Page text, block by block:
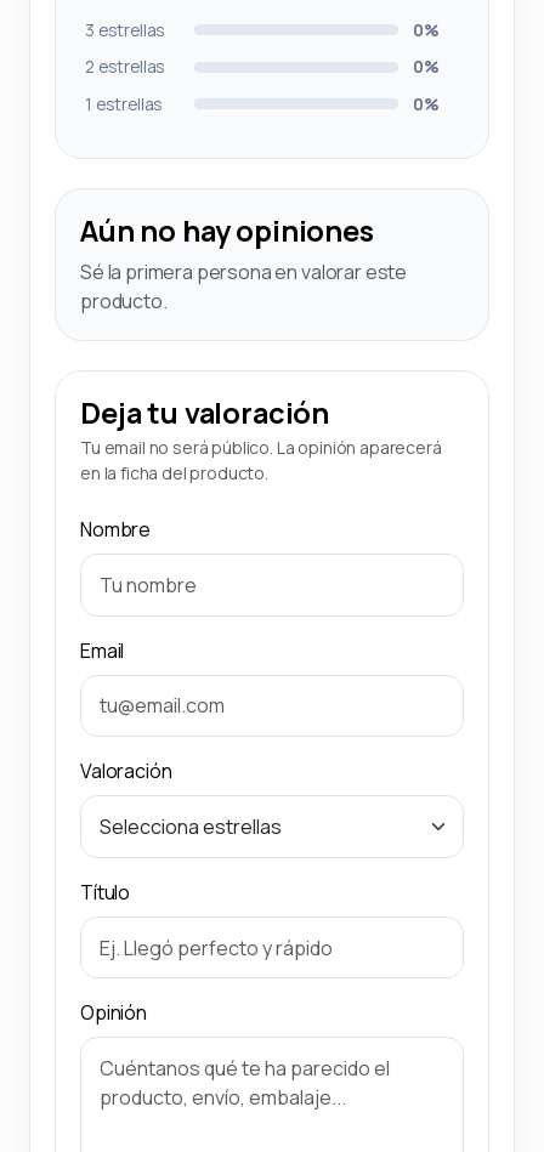
3 estrellas
0%
2 estrellas
0%
1 estrellas
0%
Aún no hay opiniones
Sé la primera persona en valorar este
producto.
Deja tu valoración
Tu email no será público. La opinión aparecerá
en la ficha del producto.
Nombre
Email
Valoración
Título
Opinión